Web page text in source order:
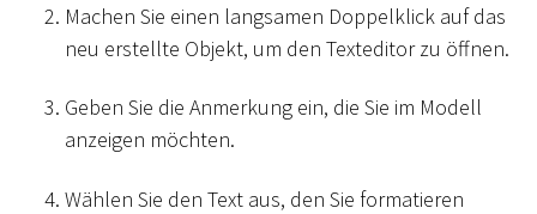
Machen Sie einen langsamen Doppelklick auf das
neu erstellte Objekt, um den Texteditor zu öffnen.
Geben Sie die Anmerkung ein, die Sie im Modell
anzeigen möchten.
Wählen Sie den Text aus, den Sie formatieren